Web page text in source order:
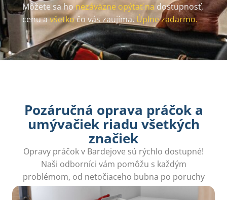
Môžete sa honezáväzne opýtať nadostupnosť,
cenu avšetkočo vás zaujíma. Úplne zadarmo.
Pozáručná oprava práčok a
umývačiek riadu všetkých
značiek
Opravy práčok v Bardejove sú rýchlo dostupné!
Naši odborníci vám pomôžu s každým
problémom, od netočiaceho bubna po poruchy
odstreďovania. Ušetrite si stres a zavolajte nám!